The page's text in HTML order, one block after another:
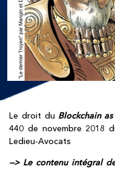
Le droit du Blockchain
440 de novembre 2018
Ledieu-Avocats
—> Le contenu intégral